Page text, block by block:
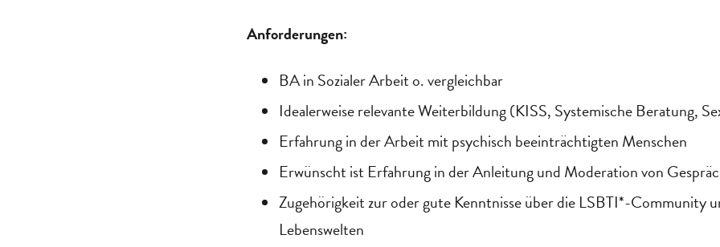
Anforderungen:
BA in Sozialer Arbeit o. vergleichbar
Idealerweise relevante Weiterbildung (KISS, Systemische Beratung,
Erfahrung in der Arbeit mit psychisch beeinträchtigten Menschen
Erwünscht ist Erfahrung in der Anleitung und Moderation von
Zugehörigkeit zur oder gute Kenntnisse über die LSBTI*-Community
Lebenswelten